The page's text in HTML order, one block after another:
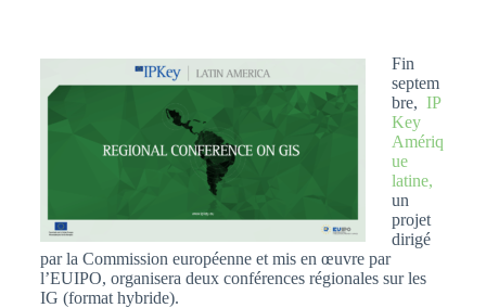
Fin
septem
bre, IP
Key
Amériq
ue
latine,
un
projet
dirigé
par la Commission européenne et mis en œuvre par
l’EUIPO, organisera deux conférences régionales sur les
IG (format hybride).